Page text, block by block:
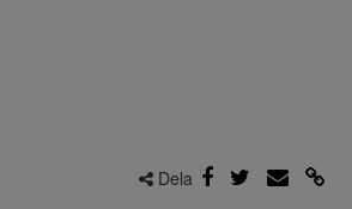
Dela